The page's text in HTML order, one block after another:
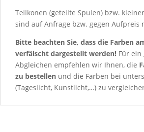
Teilkonen (geteilte Spulen) bzw.
sind auf Anfrage bzw. gegen Aufpreis
Bitte beachten Sie, dass die Farben
verfälscht dargestellt werden! Für ein
Abgleichen empfehlen wir Ihnen, die
zu bestellen und die Farben bei
(Tageslicht, Kunstlicht,…) zu